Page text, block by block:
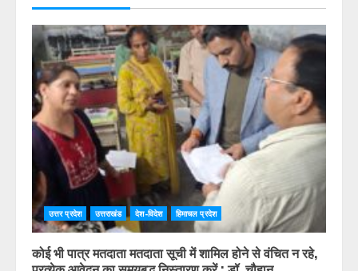
उत्तर प्रदेश उत्तराखंड देश-विदेश हिमाचल प्रदेश
कोई भी पात्र मतदाता मतदाता सूची में शामिल होने से वंचित न रहे,